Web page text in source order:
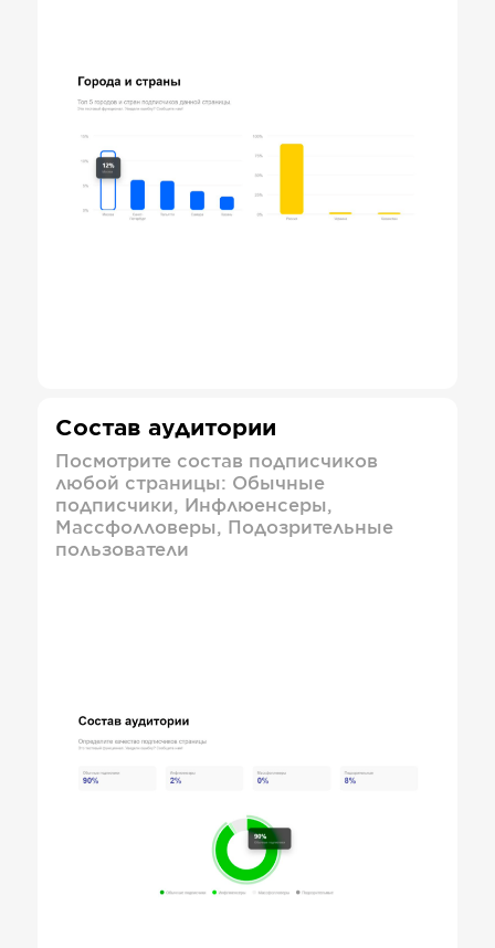
Состав аудитории
Посмотрите состав подписчиков
любой страницы: Обычные
подписчики, Инфлюенсеры,
Массфолловеры, Подозрительные
пользователи